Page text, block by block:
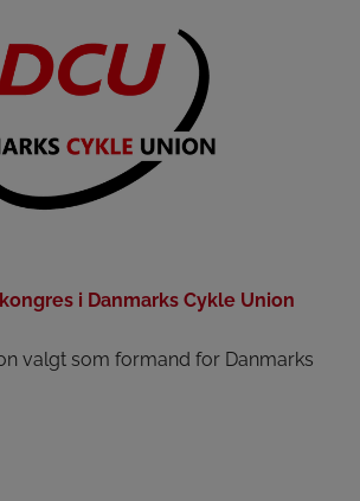
i Danmarks Cykle Union
valgt som formand for Danmarks